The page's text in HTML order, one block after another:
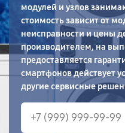
модулей и узлов
стоимость зависит от
неисправности и цены
производителем, на
предоставляется
смартфонов действует
другие сервисные